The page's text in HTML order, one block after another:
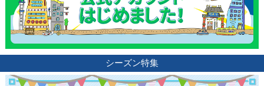
シーズン特集